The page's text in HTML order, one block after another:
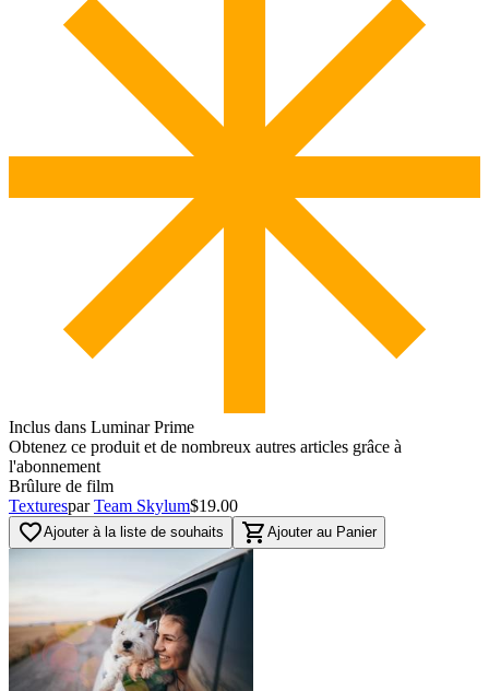
Inclus dans Luminar Prime
Obtenez ce produit et de nombreux autres articles grâce à
l'abonnement
Brûlure de film
Texturespar Team Skylum$19.00
favorite_borderAjouter à la liste de souhaits shopping_cart Ajouter au Panier